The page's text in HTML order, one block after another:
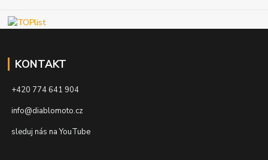
KONTAKT
+420 774 641 904
info@diablomoto.cz
sleduj nás na YouTube